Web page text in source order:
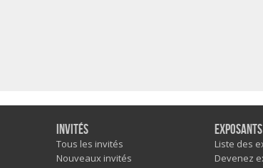
Invités
Tous les invités
Nouveaux invités
Exposants
Liste des
Devenez